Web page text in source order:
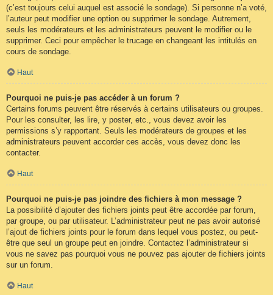
(c’est toujours celui auquel est associé le sondage). Si personne n’a voté,
l’auteur peut modifier une option ou supprimer le sondage. Autrement,
seuls les modérateurs et les administrateurs peuvent le modifier ou le
supprimer. Ceci pour empêcher le trucage en changeant les intitulés en
cours de sondage.
Haut
Pourquoi ne puis-je pas accéder à un forum ?
Certains forums peuvent être réservés à certains utilisateurs ou groupes.
Pour les consulter, les lire, y poster, etc., vous devez avoir les
permissions s’y rapportant. Seuls les modérateurs de groupes et les
administrateurs peuvent accorder ces accès, vous devez donc les
contacter.
Haut
Pourquoi ne puis-je pas joindre des fichiers à mon message ?
La possibilité d’ajouter des fichiers joints peut être accordée par forum,
par groupe, ou par utilisateur. L’administrateur peut ne pas avoir autorisé
l’ajout de fichiers joints pour le forum dans lequel vous postez, ou peut-
être que seul un groupe peut en joindre. Contactez l’administrateur si
vous ne savez pas pourquoi vous ne pouvez pas ajouter de fichiers joints
sur un forum.
Haut